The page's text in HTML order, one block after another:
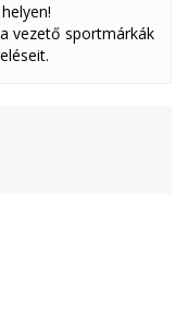
vezető sportmárkák